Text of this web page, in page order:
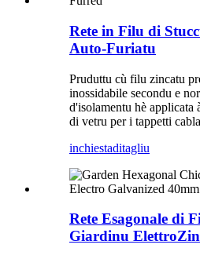
Rete in Filu di
Auto-Furiatu
Pruduttu cù filu zincatu
inossidabile secondu e
d'isolamentu hè applicata
di vetru per i tappetti
inchiestaditagliu
Rete Esagonale di
Giardinu